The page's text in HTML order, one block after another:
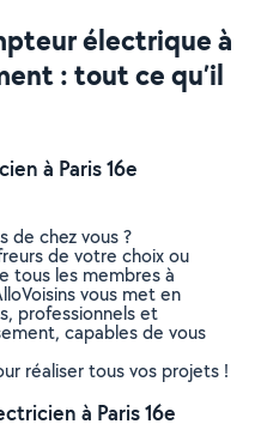
électrique à
: tout ce qu’il
à Paris 16e
de chez vous ?
de votre choix ou
tous les membres à
vous met en
professionnels et
capables de vous
réaliser tous vos projets !
à Paris 16e